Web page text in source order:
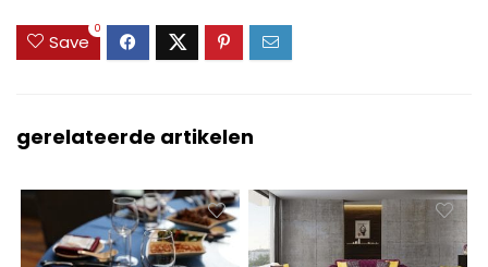
Save
0
gerelateerde artikelen